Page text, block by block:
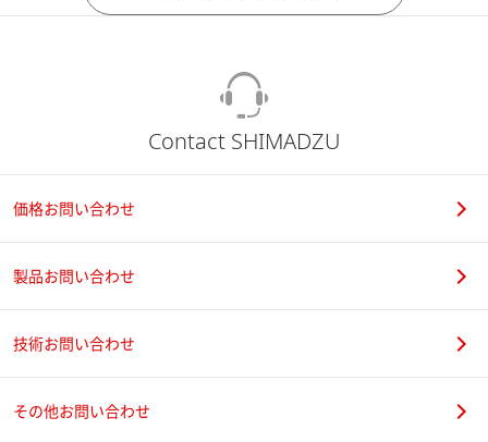
Contact SHIMADZU
価格お問い合わせ
製品お問い合わせ
技術お問い合わせ
その他お問い合わせ